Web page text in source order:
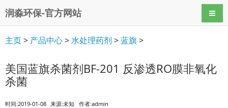
润淼环保-官方网站 导航
主页> 产品中心>水处理药剂 >蓝旗>
美国蓝旗杀菌剂BF-201 反渗透RO膜非氧化
杀菌
时间:2019-01-08 来源:未知 作者:admin